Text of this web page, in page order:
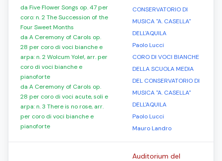
da Five Flower Songs op. 47 per
coro: n. 2 The Succession of the
Four Sweet Months
da A Ceremony of Carols op.
28 per coro di voci bianche e
arpa: n. 2 Wolcum Yole!, arr. per
coro di voci bianche e
pianoforte
da A Ceremony of Carols op.
28 per coro di voci acute, soli e
arpa: n. 3 There is no rose, arr.
per coro di voci bianche e
pianoforte
CONSERVATORIO DI
MUSICA "A. CASELLA"
DELL'AQUILA
Paolo Lucci
CORO DI VOCI BIANCHE
DELLA SCUOLA MEDIA
DEL CONSERVATORIO DI
MUSICA "A. CASELLA"
DELL'AQUILA
Paolo Lucci
Mauro Landro
Auditorium del